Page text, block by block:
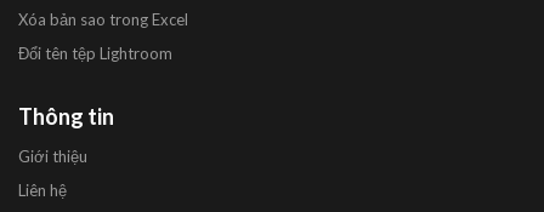
Xóa bản sao trong Excel
Đổi tên tệp Lightroom
Thông tin
Giới thiệu
Liên hệ